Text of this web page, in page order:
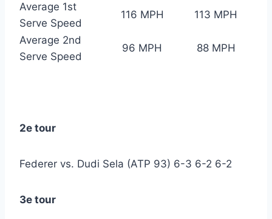
Average 1st
Serve Speed
116 MPH 113 MPH
Average 2nd
Serve Speed
96 MPH 88 MPH
2e tour
Federer vs. Dudi Sela (ATP 93) 6-3 6-2 6-2
3e tour